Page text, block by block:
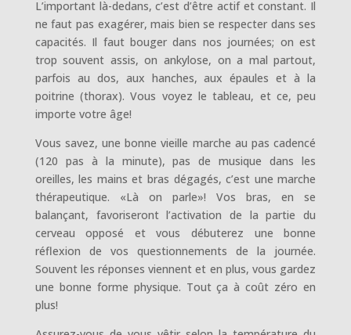
L’important là-dedans, c’est d’être actif et constant. Il
ne faut pas exagérer, mais bien se respecter dans ses
capacités. Il faut bouger dans nos journées; on est
trop souvent assis, on ankylose, on a mal partout,
parfois au dos, aux hanches, aux épaules et à la
poitrine (thorax). Vous voyez le tableau, et ce, peu
importe votre âge!
Vous savez, une bonne vieille marche au pas cadencé
(120 pas à la minute), pas de musique dans les
oreilles, les mains et bras dégagés, c’est une marche
thérapeutique. «Là on parle»! Vos bras, en se
balançant, favoriseront l’activation de la partie du
cerveau opposé et vous débuterez une bonne
réflexion de vos questionnements de la journée.
Souvent les réponses viennent et en plus, vous gardez
une bonne forme physique. Tout ça à coût zéro en
plus!